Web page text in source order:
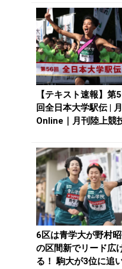
【テキスト速報】第
回全日本大学駅伝 |
Online｜月刊陸上競
6区は青学大が野村
の区間新でリード広
る！ 駒大が3位に追